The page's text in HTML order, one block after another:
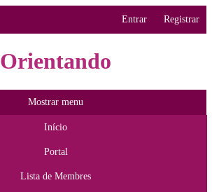
Entrar Registrar
Orientando
Mostrar menu
Início
Portal
Lista de Membres